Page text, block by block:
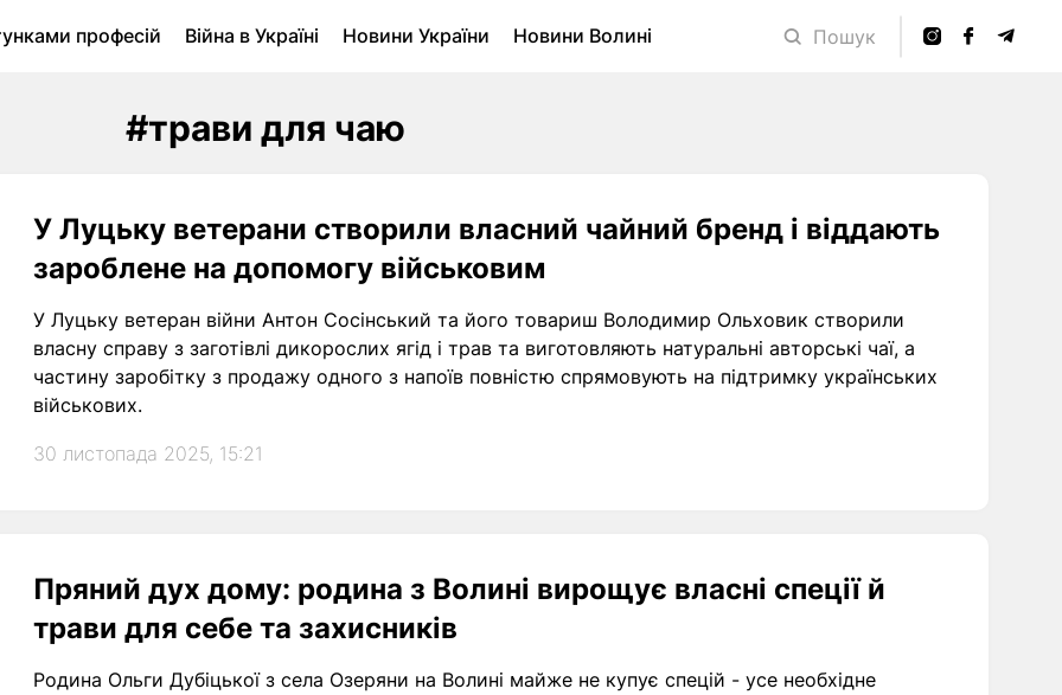
професій Війна в Україні Новини України
Новини Волині
Пошук
#трави для чаю
У Луцьку ветерани створили власний чайний бренд і віддають
зароблене на допомогу військовим
У Луцьку ветеран війни Антон Сосінський та його товариш Володимир Ольховик створили
власну справу з заготівлі дикорослих ягід і трав та виготовляють натуральні авторські чаї, а
частину заробітку з продажу одного з напоїв повністю спрямовують на підтримку українських
військових.
30 листопада 2025, 15:21
Пряний дух дому: родина з Волині вирощує власні спеції й
трави для себе та захисників
Родина Ольги Дубіцької з села Озеряни на Волині майже не купує спецій - усе необхідне